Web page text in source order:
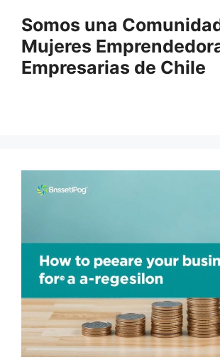
содержимому
Somos una
Mujeres
Empresarias de Chile